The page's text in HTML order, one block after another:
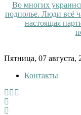
Во многих
подполье. Люди всё
настоящая
Skip
content
Пятница, 07 августа,
Контакты
InfoRuss
InfoRuss — Новости